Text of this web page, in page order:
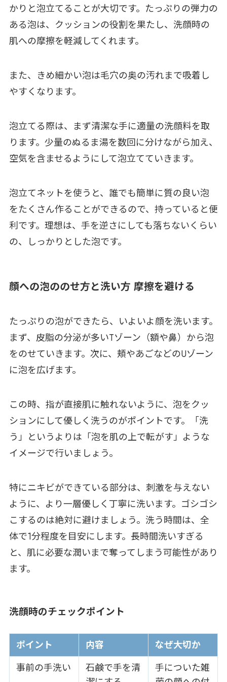
かりと泡立てることが大切です。たっぷりの弾力の
ある泡は、クッションの役割を果たし、洗顔時の
肌への摩擦を軽減してくれます。
また、きめ細かい泡は毛穴の奥の汚れまで吸着し
やすくなります。
泡立てる際は、まず清潔な手に適量の洗顔料を取
ります。少量のぬるま湯を数回に分けながら加え、
空気を含ませるようにして泡立てていきます。
泡立てネットを使うと、誰でも簡単に質の良い泡
をたくさん作ることができるので、持っていると便
利です。理想は、手を逆さにしても落ちないくらい
の、しっかりとした泡です。
顔への泡ののせ方と洗い方 摩擦を避ける
たっぷりの泡ができたら、いよいよ顔を洗います。
まず、皮脂の分泌が多いTゾーン（額や鼻）から泡
をのせていきます。次に、頬やあごなどのUゾーン
に泡を広げます。
この時、指が直接肌に触れないように、泡をクッ
ションにして優しく洗うのがポイントです。「洗
う」というよりは「泡を肌の上で転がす」ような
イメージで行いましょう。
特にニキビができている部分は、刺激を与えない
ように、より一層優しく丁寧に洗います。ゴシゴシ
こするのは絶対に避けましょう。洗う時間は、全
体で1分程度を目安にします。長時間洗いすぎる
と、肌に必要な潤いまで奪ってしまう可能性があり
ます。
洗顔時のチェックポイント
ポイント 内容
なぜ大切か
事前の手洗い
石鹸で手を清
手についた雑